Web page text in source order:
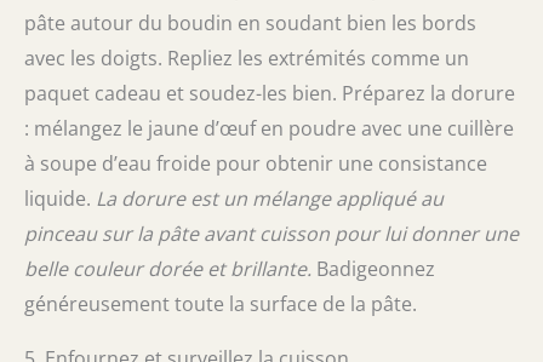
pâte autour du boudin en soudant bien les bords
avec les doigts. Repliez les extrémités comme un
paquet cadeau et soudez-les bien. Préparez la dorure
: mélangez le jaune d’œuf en poudre avec une cuillère
à soupe d’eau froide pour obtenir une consistance
liquide. La dorure est un mélange appliqué au
pinceau sur la pâte avant cuisson pour lui donner une
belle couleur dorée et brillante. Badigeonnez
généreusement toute la surface de la pâte.